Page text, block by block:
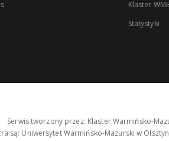
Klaster
Statystyki
Serwis tworzony przez: Klaster Warmińsko-
są: Uniwersytet Warmińsko-Mazurski w